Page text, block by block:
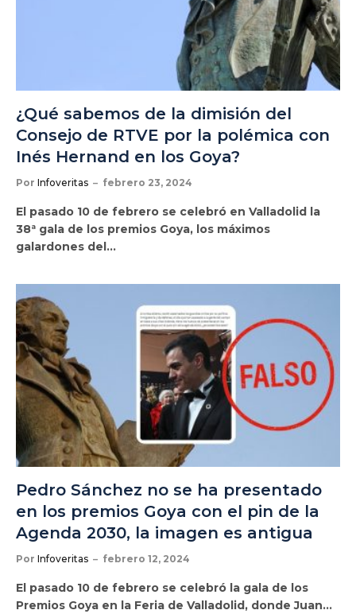
¿Qué sabemos de la dimisión del
Consejo de RTVE por la polémica con
Inés Hernand en los Goya?
Por Infoveritas febrero 23, 2024
El pasado 10 de febrero se celebró en Valladolid la
38ª gala de los premios Goya, los máximos
galardones del…
Pedro Sánchez no se ha presentado
en los premios Goya con el pin de la
Agenda 2030, la imagen es antigua
Por Infoveritas febrero 12, 2024
El pasado 10 de febrero se celebró la gala de los
Premios Goya en la Feria de Valladolid, donde Juan…